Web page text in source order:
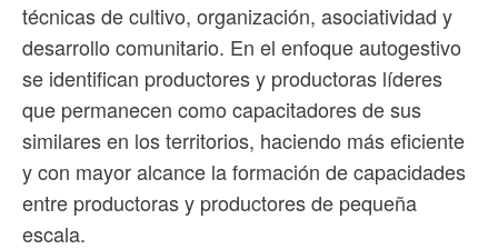
técnicas de cultivo, organización, asociatividad y
desarrollo comunitario. En el enfoque autogestivo
se identifican productores y productoras líderes
que permanecen como capacitadores de sus
similares en los territorios, haciendo más eficiente
y con mayor alcance la formación de capacidades
entre productoras y productores de pequeña
escala.